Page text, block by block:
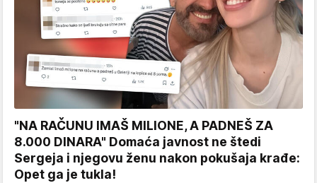
"NA RAČUNU IMAŠ MILIONE, A PADNEŠ ZA
8.000 DINARA" Domaća javnost ne štedi
Sergeja i njegovu ženu nakon pokušaja krađe:
Opet ga je tukla!